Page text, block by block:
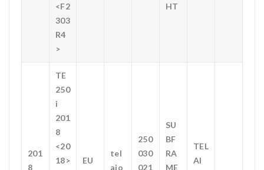
<F2
303
R4
>
HT
201
8
TE
250
i
201
8
<20
18>
EU
tel
aio
250
030
021
SU
BF
RA
ME
TEL
AI